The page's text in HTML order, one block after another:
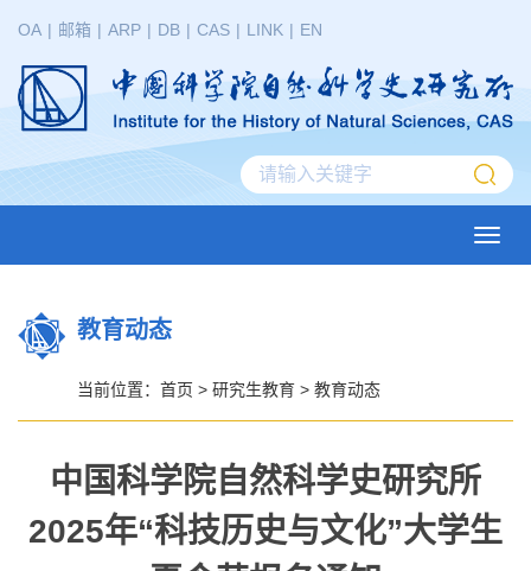
OA | 邮箱 | ARP | DB | CAS | LINK | EN
教育动态
当前位置： 首页 > 研究生教育 > 教育动态
中国科学院自然科学史研究所
2025年“科技历史与文化”大学生